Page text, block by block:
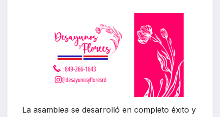
La asamblea se desarrolló en completo éxito y